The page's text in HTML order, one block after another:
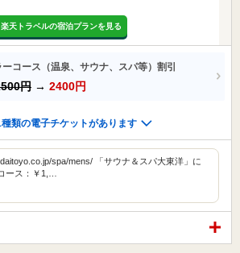
楽天トラベルの宿泊プランを見る
ーコース（温泉、サウナ、スパ等）割引
円 → 2400円
類の電子チケットがあります
spa/mens/ 「サウナ＆スパ大東洋」に
ース：￥1,…